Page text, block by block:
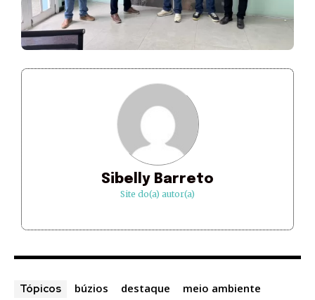
Sibelly Barreto
Site do(a) autor(a)
Tópicos búzios destaque
meio ambiente